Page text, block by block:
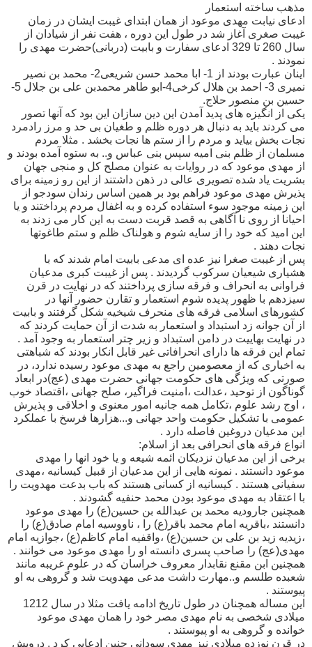
مذهب ساخته استعمار
ادعای نیابت مهدی موعود از همان ابتدای غیبت ایشان در زمان
غیبت صغری آغاز شد در طول این دوره ، هفت نفر از شیادان از
سال 260 تا 329 ادعای سفارت و بابیت (دربانی)حضرت مهدی را
نمودند .
اینان عبارت بودند از 1- ابا محمد حسن شریعی2- محمد بن نصیر
نمیری 3- احمد بن هلال کرخی4-ابو طاهر محمدبن علی بن جلال 5-
حسین بن منصور حلاج.
یکی از انگیزه های پدید آمدن این دین سازان این بود که آنها تصور
می کردند باید به دنبال هر دوره ظلم و طغیان بی حد و مرز رادمرد
نجات بخش بیاید و مردم را از ستم ها نجات بخشد . مثلا مردم
مسلمان از ظلم بنی امیه سپس بنی عباس و.. به ستوه آمده بودند و
از مهدی موعود که در روایات به عنوان مصلح کل و منجی جهان
بشریت یاد شده تصویری عالی در ذهن داشتند از این رو زمینه برای
پذیرش مهدی موعود فراهم بود بر همین اساس رندان سودجو از
این زمینه موجود سوء استفاده کرده و به اغفال مردم پرداختند و یا
احیانا از روی نا آگاهی به قصد قربت دست به این کار می زدند به
این امید که خود را از سایه شوم و هولناک ظلم و ستم طاغوتها
نجات دهند .
پس از غیبت صغرا نیز عده ای مدعی بابیت امام شدند که با
هشیاری شیعیان سرکوب گردیدند . پس از غیبت کبری مدعیان
فراوانی به انحراف و فرقه سازی پرداختند که در نهایت در قرن
سیزدهم با ظهور پدیده شوم استعمار و تقارن حضور آنها در
کشورهای اسلامی فرقه های منحرف شیخیه شکل گرفتند و بابیت
از آن جوانه زد استبداد و استعمار به شدت از آن حمایت کردند که
در نهایت بهاییت در دامن استبداد و زیر چتر استعمار به وجود آمد .
تمام این فرقه ها دارای انحرافاتی غیر قابل انکار بودند که شباهتی
به اخباری که از معصومین راجع به مهدی موعود رسیده ندارد، در
صورتی که ویژگی های حکومت جهانی حضرت مهدی (عج)در ابعاد
گوناگون از توحید ،عدالت ،امنیت فراگیر، صلح جهانی ،اقتصاد خوب
، اوج رشد علوم ،تکامل همه جانبه امور معنوی و اخلاقی و پذیرش
عمومی با تشکیل حکومت واحد جهانی و...هزارها فرسخ با عملکرد
این مدعیان دروغین فاصله دارد .
انواع فرقه های انحرافی بعد از اسلام:
برخی از این مدعیان نزدیکان ائمه شیعه و یا خود انها را مهدی
موعود دانستند . نمونه هایی از این مدعیان از قبیل کیسانیه ،مهدی
سفیانی هستند . کیسانیه از کسانی هستند که باب بدعت مهدویت را
با اعتقاد به مهدی موعود بودن محمد حنفیه گشودند .
همچنین جارودیه محمد بن عبدالله بن حسین(ع) را مهدی موعود
دانستند ،باقریه امام محمد باقر(ع) را ، ناووسیه امام صادق(ع) را
،زیدیه زید بن علی بن حسین(ع) ،واقفیه امام کاظم(ع) ،جوازیه امام
مهدی(عج) را صاحب پسری دانسته او را مهدی موعود می خوانند .
همچنین ابن مقنع نقابدار معروف خراسان که در علوم غریبه مانند
شعبده طلسم و..مهارت داشت مدعی مهدویت شد و گروهی به او
پیوستند .
این مساله همچنان در طول تاریخ ادامه یافت مثلا در سال 1212
میلادی شخصی به نام مهدی مصر خود را همان مهدی موعود
خوانده و گروهی به او پیوستند .
در قرن نوزده میلادی نیز مهدی سودانی چنین ادعایی کرد . درویش